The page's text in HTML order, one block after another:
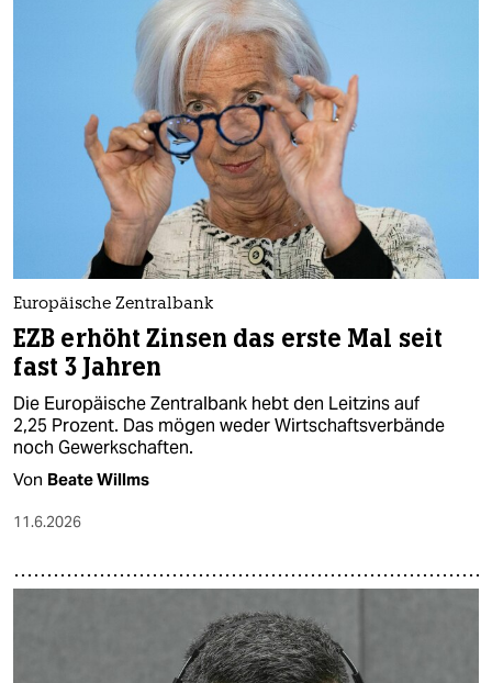
genossenschaft
Europäische Zentralbank
EZB erhöht Zinsen das erste Mal seit
fast 3 Jahren
Die Europäische Zentralbank hebt den Leitzins auf
2,25 Prozent. Das mögen weder Wirtschaftsverbände
noch Gewerkschaften.
Von Beate Willms
11.6.2026